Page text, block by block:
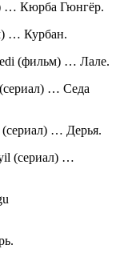
… Кюрба Гюнгёр.
… Курбан.
(фильм) … Лале.
… Седа
… Дерья.
(сериал) …